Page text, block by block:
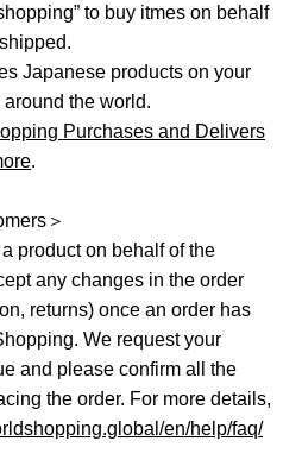
to buy itmes on behalf
Japanese products on your
the world.
Purchases and Delivers
.
＞
product on behalf of the
any changes in the order
returns) once an order has
We request your
and please confirm all the
the order. For more details,
en/help/faq/